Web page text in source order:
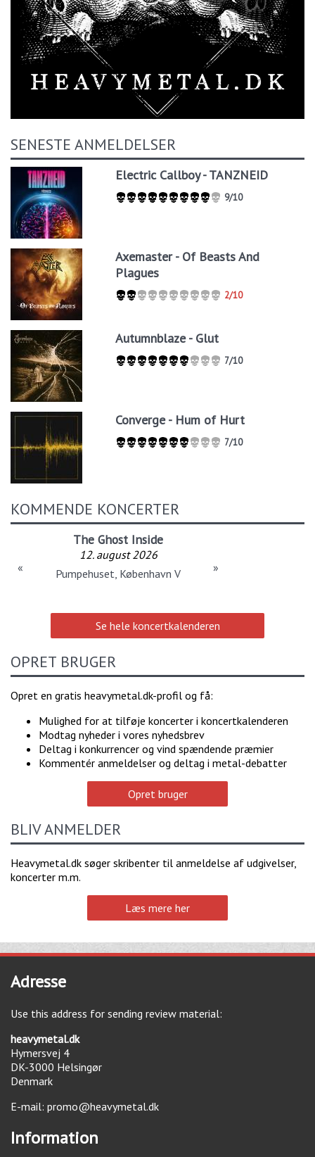
SENESTE ANMELDELSER
Electric Callboy - TANZNEID
9/10
Axemaster - Of Beasts And
Plagues
2/10
Autumnblaze - Glut
7/10
Converge - Hum of Hurt
7/10
KOMMENDE KONCERTER
The Ghost Inside
12. august 2026
Pumpehuset, København V
« »
Se hele koncertkalenderen
OPRET BRUGER
Opret en gratis heavymetal.dk-profil og få:
Mulighed for at tilføje koncerter i koncertkalenderen
Modtag nyheder i vores nyhedsbrev
Deltag i konkurrencer og vind spændende præmier
Kommentér anmeldelser og deltag i metal-debatter
Opret bruger
BLIV ANMELDER
Heavymetal.dk søger skribenter til anmeldelse af udgivelser,
koncerter m.m.
Læs mere her
Adresse
Use this address for sending review material:
heavymetal.dk
Hymersvej 4
DK-3000 Helsingør
Denmark
E-mail: promo@heavymetal.dk
Information